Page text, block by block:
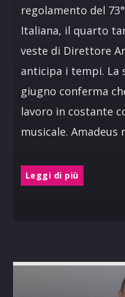
regolamento del
Italiana, il quarto
veste di Direttore
anticipa i tempi. La
giugno conferma
lavoro in costante
musicale. Amadeus
Leggi di più